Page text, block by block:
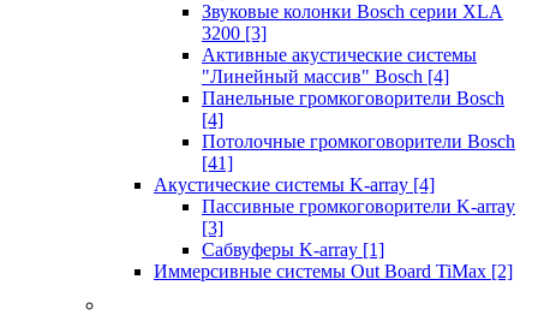
Звуковые колонки Bosch серии XLA
3200 [3]
Активные акустические системы
"Линейный массив" Bosch [4]
Панельные громкоговорители Bosch
[4]
Потолочные громкоговорители Bosch
[41]
Акустические системы K-array [4]
Пассивные громкоговорители K-array
[3]
Сабвуферы K-array [1]
Иммерсивные системы Out Board TiMax [2]